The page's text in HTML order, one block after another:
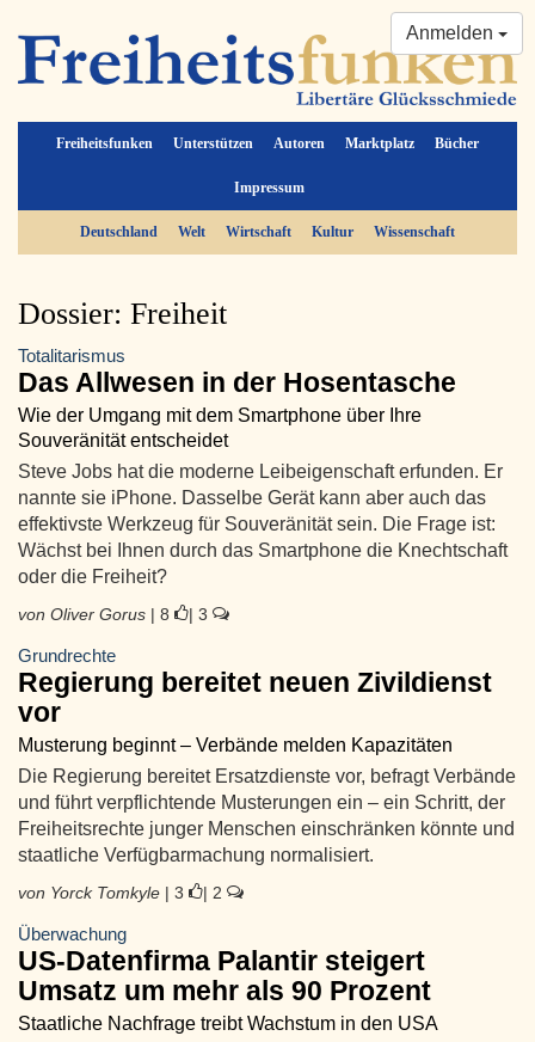
Freiheitsfunken Unterstützen Autoren Marktplatz Bücher
Impressum
Anmelden
Deutschland Welt Wirtschaft Kultur Wissenschaft
Dossier: Freiheit
Totalitarismus
Das Allwesen in der Hosentasche
Wie der Umgang mit dem Smartphone über Ihre
Souveränität entscheidet
Steve Jobs hat die moderne Leibeigenschaft erfunden. Er
nannte sie iPhone. Dasselbe Gerät kann aber auch das
effektivste Werkzeug für Souveränität sein. Die Frage ist:
Wächst bei Ihnen durch das Smartphone die Knechtschaft
oder die Freiheit?
von Oliver Gorus | 8 | 3
Grundrechte
Regierung bereitet neuen Zivildienst
vor
Musterung beginnt – Verbände melden Kapazitäten
Die Regierung bereitet Ersatzdienste vor, befragt Verbände
und führt verpflichtende Musterungen ein – ein Schritt, der
Freiheitsrechte junger Menschen einschränken könnte und
staatliche Verfügbarmachung normalisiert.
von Yorck Tomkyle | 3 | 2
Überwachung
US-Datenfirma Palantir steigert
Umsatz um mehr als 90 Prozent
Staatliche Nachfrage treibt Wachstum in den USA